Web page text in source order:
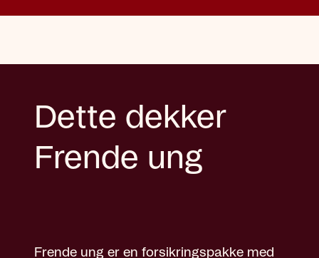
Dette dekker
Frende ung
Frende ung er en forsikringspakke med